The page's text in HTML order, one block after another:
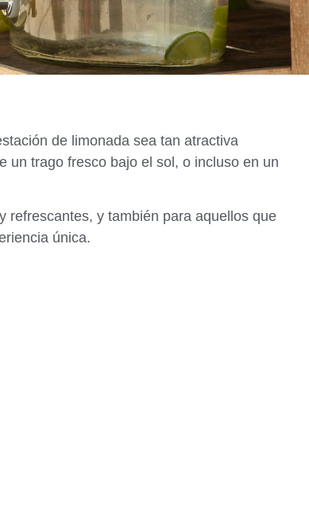
de limonada sea tan atractiva
un trago fresco bajo el sol, o incluso en un
refrescantes, y también para aquellos que
única.